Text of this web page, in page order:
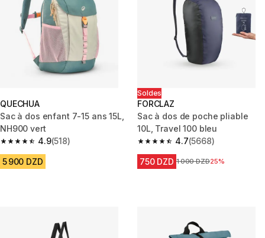
QUECHUA
Sac à dos enfant 7-15 ans 15L,
NH900 vert
4.9
4.9 out of 5 stars from 518 reviews
(518)
5 900 DZD
Soldes
FORCLAZ
Sac à dos de poche pliable
10L, Travel 100 bleu
4.7
4.7 out of 5 stars from 5668
(5668)
750 DZD Prix avant la réduction
1 000 DZD25%